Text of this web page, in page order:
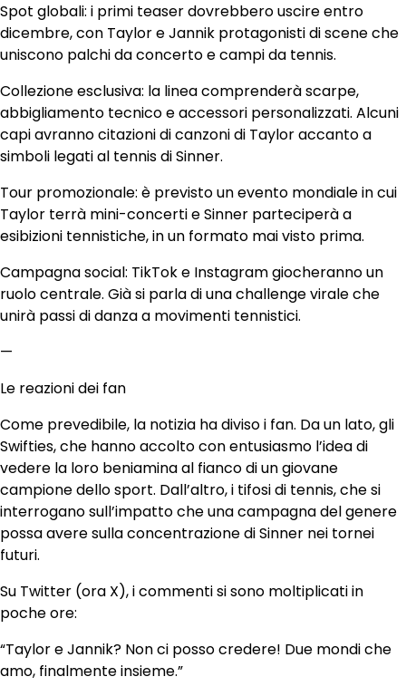
Spot globali: i primi teaser dovrebbero uscire entro
dicembre, con Taylor e Jannik protagonisti di scene che
uniscono palchi da concerto e campi da tennis.
Collezione esclusiva: la linea comprenderà scarpe,
abbigliamento tecnico e accessori personalizzati. Alcuni
capi avranno citazioni di canzoni di Taylor accanto a
simboli legati al tennis di Sinner.
Tour promozionale: è previsto un evento mondiale in cui
Taylor terrà mini-concerti e Sinner parteciperà a
esibizioni tennistiche, in un formato mai visto prima.
Campagna social: TikTok e Instagram giocheranno un
ruolo centrale. Già si parla di una challenge virale che
unirà passi di danza a movimenti tennistici.
—
Le reazioni dei fan
Come prevedibile, la notizia ha diviso i fan. Da un lato, gli
Swifties, che hanno accolto con entusiasmo l’idea di
vedere la loro beniamina al fianco di un giovane
campione dello sport. Dall’altro, i tifosi di tennis, che si
interrogano sull’impatto che una campagna del genere
possa avere sulla concentrazione di Sinner nei tornei
futuri.
Su Twitter (ora X), i commenti si sono moltiplicati in
poche ore:
“Taylor e Jannik? Non ci posso credere! Due mondi che
amo, finalmente insieme.”